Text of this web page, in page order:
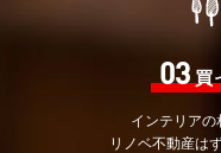
03買
インテリアの
リノベ不動産は